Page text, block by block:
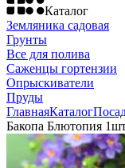
Каталог
Земляника садовая
Грунты
Все для полива
Саженцы гортензии
Опрыскиватели
Пруды
ГлавнаяКаталог
Бакопа Блютопия